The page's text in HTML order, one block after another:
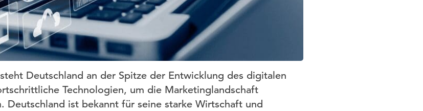
Deutschland an der Spitze der Entwicklung des digitalen
Technologien, um die Marketinglandschaft
Deutschland ist bekannt für seine starke Wirtschaft und